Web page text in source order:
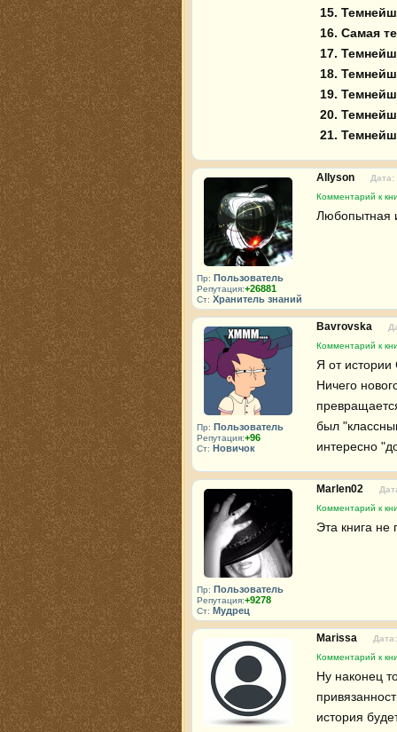
15.
16. Самая
17.
18.
19.
20.
21.
Пр: Пользователь
Репутация:+26881
Ст: Хранитель знаний
Allyson
Дата:
Комментарий к
Любопытная
Пр: Пользователь
Репутация:+96
Ст: Новичок
Bavrovska
Комментарий к
Я от
Ничего
был
интересно
Пр: Пользователь
Репутация:+9278
Ст: Мудрец
Marlen02
Комментарий к
Эта книга не
Marissa
Комментарий к
Ну наконец
история